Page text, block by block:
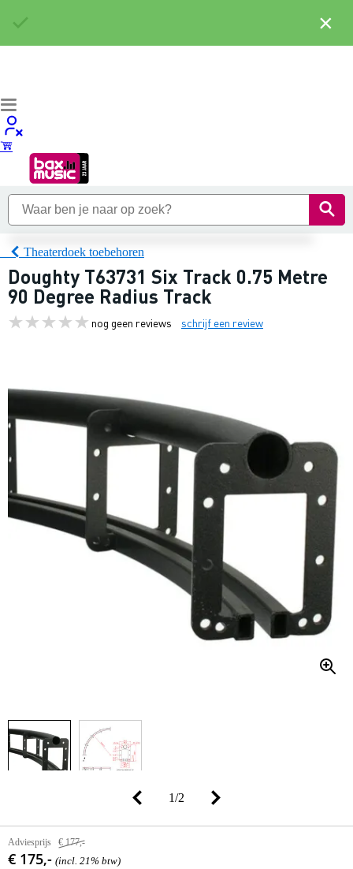
Theaterdoek toebehoren
Doughty T63731 Six Track 0.75 Metre
90 Degree Radius Track
nog geen reviews schrijf een review
1/2
Adviesprijs € 177,-
€ 175,- (incl. 21% btw)
×